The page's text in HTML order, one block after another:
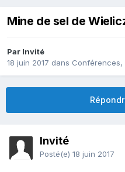
Mine de sel de
Par Invité
18 juin 2017 dans Conférences,
Invité
Posté(e) 18 juin 2017